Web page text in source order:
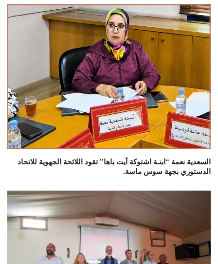
السعدية نعمة “ابنـة اشتوكة آيت باها” تقود اللائحة الجهوية للاتحاد
الدستوري بجهة سوس ماسة.